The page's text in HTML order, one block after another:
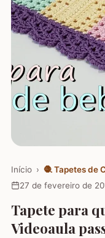
Início › 🧶 Tapetes de
27 de fevereiro de
Tapete para
Videoaula